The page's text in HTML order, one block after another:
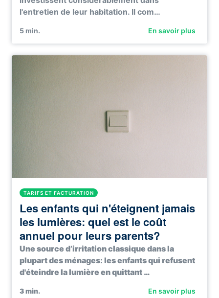
l'entretien de leur habitation. Il com…
5 min. En savoir plus
TARIFS ET FACTURATION
Les enfants qui n'éteignent jamais
les lumières: quel est le coût
annuel pour leurs parents?
Une source d’irritation classique dans la
plupart des ménages: les enfants qui refusent
d'éteindre la lumière en quittant …
3min. En savoir plus